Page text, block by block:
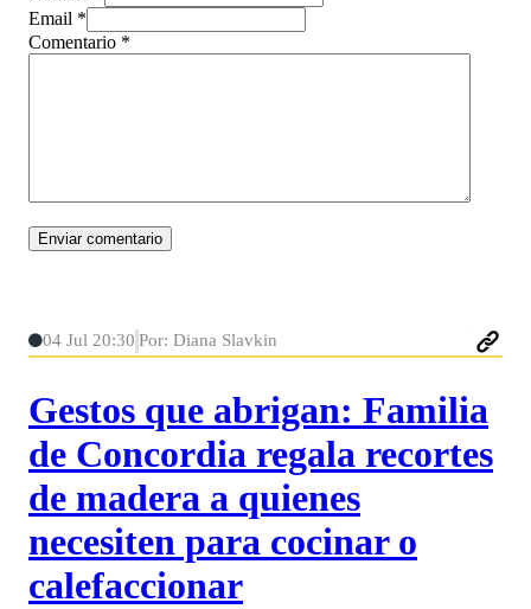
Email *
Comentario *
04 Jul 20:30 Por: Diana Slavkin
Gestos que abrigan: Familia
de Concordia regala recortes
de madera a quienes
necesiten para cocinar o
calefaccionar